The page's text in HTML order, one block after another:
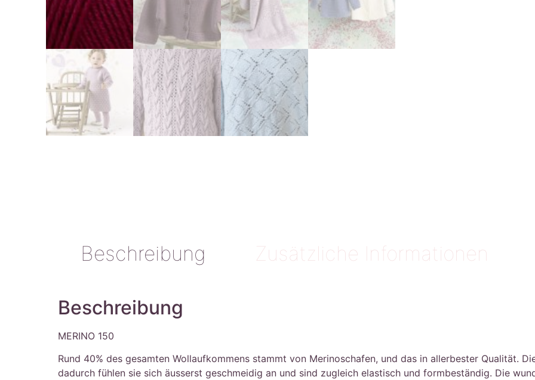
Beschreibung Zusätzliche Informationen
Beschreibung
MERINO 150
Rund 40% des gesamten Wollaufkommens stammt von Merinoschafen, und das in allerbester Qualität.
dadurch fühlen sie sich äusserst geschmeidig an und sind zugleich elastisch und formbeständig. Die